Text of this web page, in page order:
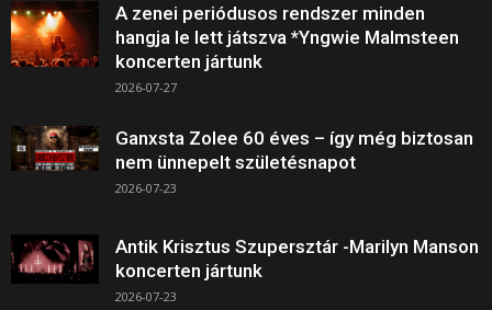
A zenei periódusos rendszer minden
hangja le lett játszva *Yngwie Malmsteen
koncerten jártunk
2026-07-27
Ganxsta Zolee 60 éves – így még biztosan
nem ünnepelt születésnapot
2026-07-23
Antik Krisztus Szupersztár -Marilyn Manson
koncerten jártunk
2026-07-23